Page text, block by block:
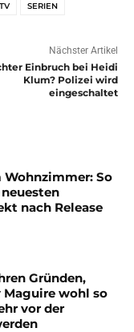
SERIEN
Nächster Artikel
Einbruch bei Heidi
Klum? Polizei wird
eingeschaltet
So
nach Release
Gründen,
Maguire wohl so
vor der